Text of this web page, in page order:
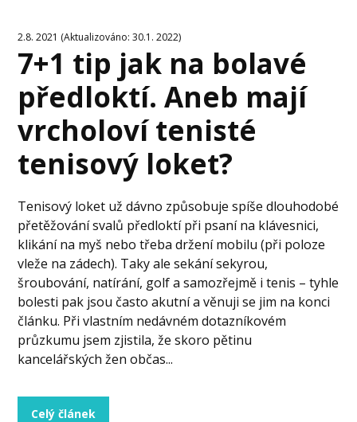
2.8. 2021 (Aktualizováno: 30.1. 2022)
7+1 tip jak na bolavé
předloktí. Aneb mají
vrcholoví tenisté
tenisový loket?
Tenisový loket už dávno způsobuje spíše dlouhodobé
přetěžování svalů předloktí při psaní na klávesnici,
klikání na myš nebo třeba držení mobilu (při poloze
vleže na zádech). Taky ale sekání sekyrou,
šroubování, natírání, golf a samozřejmě i tenis – tyhle
bolesti pak jsou často akutní a věnuji se jim na konci
článku. Při vlastním nedávném dotazníkovém
průzkumu jsem zjistila, že skoro pětinu
kancelářských žen občas...
Celý článek